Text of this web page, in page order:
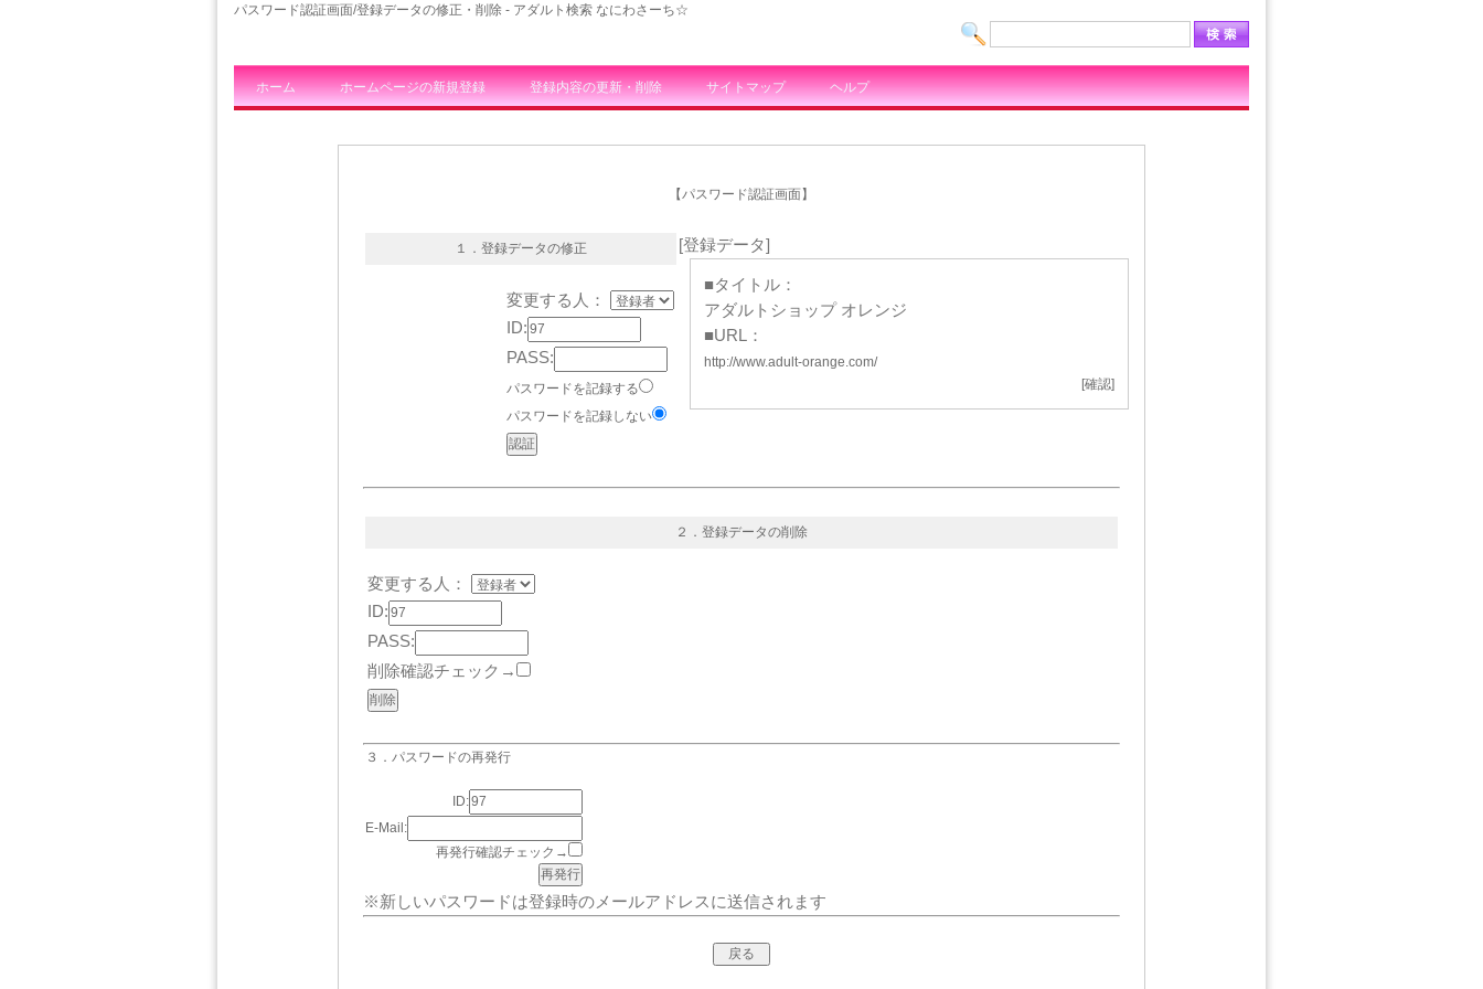
パスワード認証画面/登録データの修正・削除 - アダルト検索 なにわさーち☆
ホーム ホームページの新規登録 登録内容の更新・削除 サイトマップ ヘルプ
【パスワード認証画面】
１．登録データの修正
変更する人：
ID:
PASS:
パスワードを記録する
パスワードを記録しない
[登録データ]
■タイトル：
アダルトショップ オレンジ
■URL：
http://www.adult-orange.com/
[確認]
２．登録データの削除
変更する人：
ID:
PASS:
削除確認チェック→
３．パスワードの再発行
ID:
E-Mail:
再発行確認チェック→
※新しいパスワードは登録時のメールアドレスに送信されます